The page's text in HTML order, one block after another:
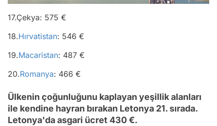
17.Çekya: 575 €
18.Hırvatistan: 546 €
19.Macaristan: 487 €
20.Romanya: 466 €
Ülkenin çoğunluğunu kaplayan yeşillik alanları
ile kendine hayran bırakan Letonya 21. sırada.
Letonya'da asgari ücret 430 €.